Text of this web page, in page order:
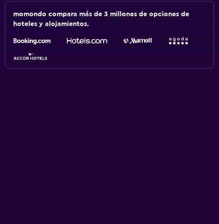
momondo compara más de 3 millones de opciones de
hoteles y alojamientos.